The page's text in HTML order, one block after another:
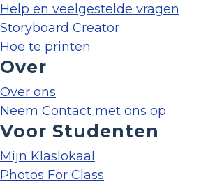
Help en veelgestelde vragen
Storyboard Creator
Hoe te printen
Over
Over ons
Neem Contact met ons op
Voor Studenten
Mijn Klaslokaal
Photos For Class